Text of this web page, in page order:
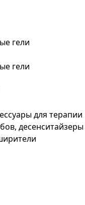
гели
гели
для терапии
десенситайзеры